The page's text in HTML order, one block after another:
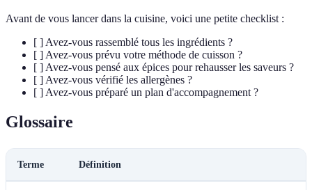
Avant de vous lancer dans la cuisine, voici une petite checklist :
[ ] Avez-vous rassemblé tous les ingrédients ?
[ ] Avez-vous prévu votre méthode de cuisson ?
[ ] Avez-vous pensé aux épices pour rehausser les saveurs ?
[ ] Avez-vous vérifié les allergènes ?
[ ] Avez-vous préparé un plan d'accompagnement ?
Glossaire
Terme Définition